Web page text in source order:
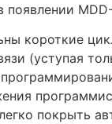
появлении
короткие
(уступая
покрыть